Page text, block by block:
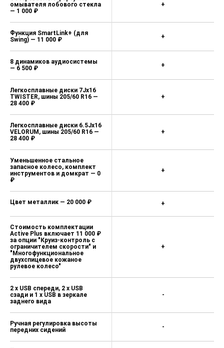
омывателя лобового стекла
— 1 000 ₽
Функция SmartLink+ (для
Swing) — 11 000 ₽
8 динамиков аудиосистемы
— 6 500 ₽
Легкосплавные диски 7Jx16
TWISTER, шины 205/60 R16 —
28 400 ₽
Легкосплавные диски 6.5Jx16
VELORUM, шины 205/60 R16 —
28 400 ₽
Уменьшенное стальное
запасное колесо, комплект
инструментов и домкрат — 0
₽
Цвет металлик — 20 000 ₽
Стоимость комплектации
Active Plus включает 11 000 ₽
за опции "Круиз-контроль с
ограничителем скорости" и
"Многофункциональное
двухспицевое кожаное
рулевое колесо"
2 x USB спереди, 2 x USB
сзади и 1 х USB в зеркале
заднего вида
Ручная регулировка высоты
передних сидений
+
+
+
+
+
+
+
+
-
-